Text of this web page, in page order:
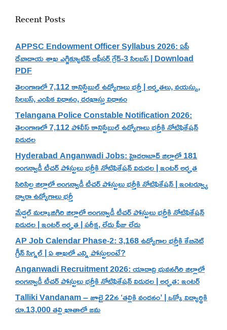
Recent Posts
APPSC Endowment Officer Syllabus 2026: ఏపీ
దేవాదాయ శాఖ ఎగ్జిక్యూటివ్ ఆఫీసర్ గ్రేడ్-3 సిలబస్ | Download
PDF
తెలంగాణలో 7,112 కానిస్టేబుల్ ఉద్యోగాలు భర్తీ | అర్హతలు, వయస్సు,
సిలబస్, ఎంపిక విధానం, దరఖాస్తు విధానం
Telangana Police Constable Notification 2026:
తెలంగాణలో 7,112 పోలీస్ కానిస్టేబుల్ ఉద్యోగాలు భర్తీకి నోటిఫికేషన్
విడుదల
Hyderabad Anganwadi Jobs: హైదరాబాద్ జిల్లాలో 181
అంగన్వాడీ టీచర్ పోస్టులు భర్తీకి నోటిఫికేషన్ విడుదల | ఇంటర్ అర్హత
సిరిసిల్ల జిల్లాలో అంగన్వాడీ టీచర్ పోస్టులు భర్తీకి నోటిఫికేషన్ | ఇంటర్వ్యూ
ద్వారా ఉద్యోగాలు భర్తీ
మేడ్చల్ మల్కాజిగిరి జిల్లాలో అంగన్వాడీ టీచర్ పోస్టులు భర్తీకి నోటిఫికేషన్
విడుదల | ఇంటర్ అర్హత | పరీక్ష, లేదు ఫీజు లేదు
AP Job Calendar Phase-2: 3,168 ఉద్యోగాల భర్తీకి కేబినెట్
గ్రీన్ సిగ్నల్ | ఏ శాఖలో ఎన్ని పోస్టులంటే?
Anganwadi Recruitment 2026: యాదాద్రి భువనగిరి జిల్లాలో
అంగన్వాడీ టీచర్ పోస్టులు భర్తీకి నోటిఫికేషన్ విడుదల | అర్హత: ఇంటర్
Talliki Vandanam – జూలై 22న ‘తల్లికి వందనం’ | ఒక్కో విద్యార్థికి
రూ.13,000 తల్లి ఖాతాలో జమ